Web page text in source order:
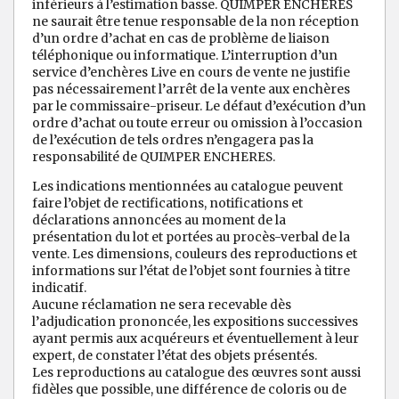
inférieurs à l’estimation basse. QUIMPER ENCHERES
ne saurait être tenue responsable de la non réception
d’un ordre d’achat en cas de problème de liaison
téléphonique ou informatique. L’interruption d’un
service d’enchères Live en cours de vente ne justifie
pas nécessairement l’arrêt de la vente aux enchères
par le commissaire-priseur. Le défaut d’exécution d’un
ordre d’achat ou toute erreur ou omission à l’occasion
de l’exécution de tels ordres n’engagera pas la
responsabilité de QUIMPER ENCHERES.
Les indications mentionnées au catalogue peuvent
faire l’objet de rectifications, notifications et
déclarations annoncées au moment de la
présentation du lot et portées au procès-verbal de la
vente. Les dimensions, couleurs des reproductions et
informations sur l’état de l’objet sont fournies à titre
indicatif.
Aucune réclamation ne sera recevable dès
l’adjudication prononcée, les expositions successives
ayant permis aux acquéreurs et éventuellement à leur
expert, de constater l’état des objets présentés.
Les reproductions au catalogue des œuvres sont aussi
fidèles que possible, une différence de coloris ou de